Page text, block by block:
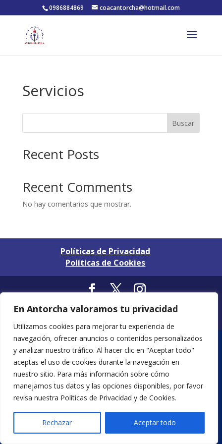
En Antorcha valoramos tu privacidad
Utilizamos cookies para mejorar tu experiencia de
navegación, ofrecer anuncios o contenidos personalizados
y analizar nuestro tráfico. Al hacer clic en "Aceptar todo"
aceptas el uso de cookies durante la navegación en
nuestro sitio. Para más información sobre cómo
manejamos tus datos y las opciones disponibles, por favor
revisa nuestra Políticas de Privacidad y de Cookies.
Rechazar Aceptar todo
0986884869 coacantorcha@hotmail.com
Servicios
Buscar
Recent Posts
Recent Comments
No hay comentarios que mostrar.
Políticas de Privacidad
Políticas de Cookies
Diseñado por ArtSIX® / Todos los Derechos
Reservados 2026©